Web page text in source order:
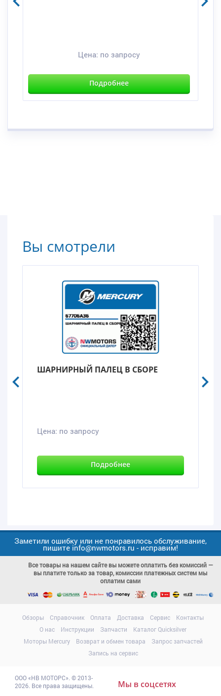
Цена: по запросу
Подробнее
Вы смотрели
ШАРНИРНЫЙ ПАЛЕЦ В СБОРЕ
Цена: по запросу
Подробнее
Заметили ошибку или не понравилось обслуживание,
пишите info@nwmotors.ru - исправим!
Все товары на нашем сайте вы можете оплатить без комиссий —
вы платите только за товар, комиссии платежных систем мы
оплатим сами
Обзоры Справочник Оплата Доставка Сервис
Контакты
О нас
Инструкции Запчасти
Каталог Quicksilver
Моторы Mercury
Возврат и обмен товара
Запрос запчастей
Запись на сервис
ООО«НВ МОТОРС» © 2013-
2026. Все права защищены.
Мы в соцсетях